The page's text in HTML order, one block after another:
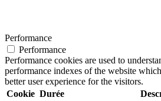
Performance
Performance
Performance cookies are used to
performance indexes of the website
better user experience for the visitors.
Cookie Durée